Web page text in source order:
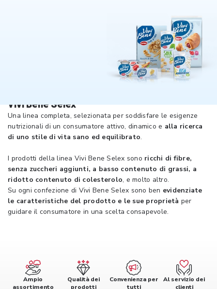
Vivi Bene Selex
Una linea completa, selezionata per soddisfare le esigenze
nutrizionali di un consumatore attivo, dinamico e alla ricerca
di uno stile di vita sano ed equilibrato.
I prodotti della linea Vivi Bene Selex sono ricchi di fibre,
senza zuccheri aggiunti, a basso contenuto di grassi, a
ridotto contenuto di colesterolo, e molto altro.
Su ogni confezione di Vivi Bene Selex sono ben evidenziate
le caratteristiche del prodotto e le sue proprietà per
guidare il consumatore in una scelta consapevole.
Ampio
assortimento
Qualità dei
prodotti
Convenienza per
tutti
Al servizio dei
clienti